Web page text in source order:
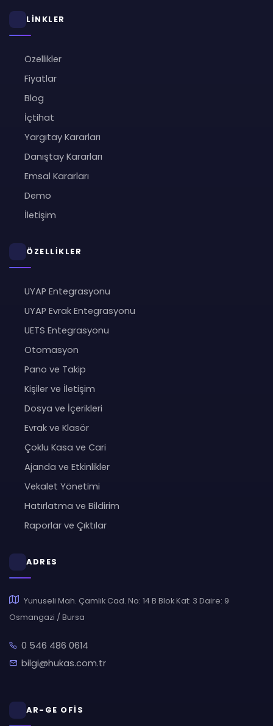
LİNKLER
Özellikler
Fiyatlar
Blog
İçtihat
Yargıtay Kararları
Danıştay Kararları
Emsal Kararları
Demo
İletişim
ÖZELLİKLER
UYAP Entegrasyonu
UYAP Evrak Entegrasyonu
UETS Entegrasyonu
Otomasyon
Pano ve Takip
Kişiler ve İletişim
Dosya ve İçerikleri
Evrak ve Klasör
Çoklu Kasa ve Cari
Ajanda ve Etkinlikler
Vekalet Yönetimi
Hatırlatma ve Bildirim
Raporlar ve Çıktılar
ADRES
Yunuseli Mah. Çamlık Cad. No: 14 B Blok Kat: 3 Daire: 9
Osmangazi / Bursa
0 546 486 0614
bilgi@hukas.com.tr
AR-GE OFİS